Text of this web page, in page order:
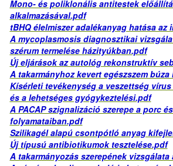
Mono- és poliklonális antitestek
alkalmazásával.pdf
tBHQ élelmiszer adalékanyag hatása
A mycoplasmosis diagnosztikai
szérum termelése házityúkban.pdf
Új eljárások az autológ rekonstruktív
A takarmányhoz kevert egészszem
Kísérleti tevékenység a veszettség
és a lehetséges gyógykeztelési.pdf
A PACAP szignalizáció szerepe a porc
folyamataiban.pdf
Szilikagél alapú csontpótló anyag
Új típusú antibiotikumok tesztelése.pdf
A takarmányozás szerepének